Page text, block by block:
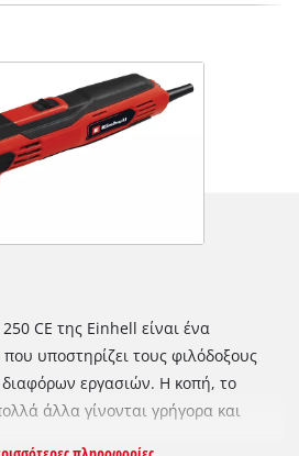
CE της Einhell είναι ένα
υποστηρίζει τους φιλόδοξους
διαφόρων εργασιών. Η κοπή, το
άλλα γίνονται γρήγορα και